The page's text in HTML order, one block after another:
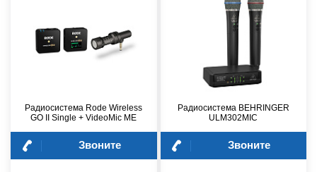
Радиосистема Rode Wireless
GO II Single + VideoMic ME
Звоните
Радиосистема BEHRINGER
ULM302MIC
Звоните